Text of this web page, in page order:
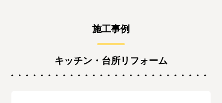
施工事例
キッチン・台所リフォーム